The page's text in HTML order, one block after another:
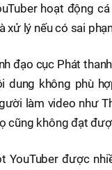
hoạt động
xử lý nếu có sai
đạo cục Phát
dung không phù
làm video như
cũng không đạt
YouTuber được